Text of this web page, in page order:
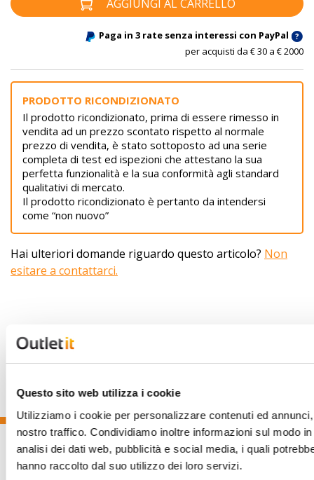
Questo sito web utilizza i cookie
Utilizziamo i cookie per personalizzare contenuti ed
nostro traffico. Condividiamo inoltre informazioni sul modo
analisi dei dati web, pubblicità e social media, i quali
hanno raccolto dal suo utilizzo dei loro servizi.
AGGIUNGI AL CARRELLO
Paga in 3 rate senza interessi con PayPal
per acquisti da € 30 a € 2000
PRODOTTO RICONDIZIONATO
Il prodotto ricondizionato, prima di essere rimesso in
vendita ad un prezzo scontato rispetto al normale
prezzo di vendita, è stato sottoposto ad una serie
completa di test ed ispezioni che attestano la sua
perfetta funzionalità e la sua conformità agli standard
qualitativi di mercato.
Il prodotto ricondizionato è pertanto da intendersi
come “non nuovo”
Hai ulteriori domande riguardo questo articolo? Non
esitare a contattarci.